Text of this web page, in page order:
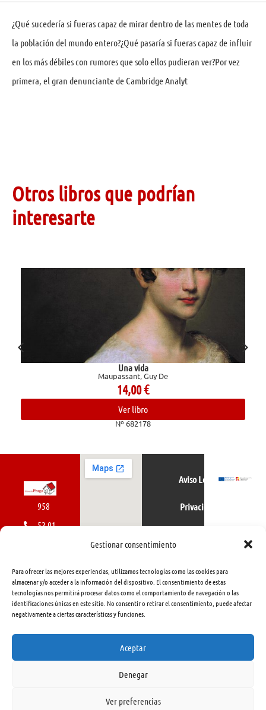
Gestionar consentimiento
Para ofrecer las mejores experiencias, utilizamos tecnologías como las cookies para
almacenar y/o acceder a la información del dispositivo. El consentimiento de estas
tecnologías nos permitirá procesar datos como el comportamiento de navegación o las
identificaciones únicas en este sitio. No consentir o retirar el consentimiento, puede afectar
negativamente a ciertas características y funciones.
Aceptar
Denegar
Ver preferencias
¿Qué sucedería si fueras capaz de mirar dentro de las mentes de toda
la población del mundo entero?¿Qué pasaría si fueras capaz de influir
en los más débiles con rumores que solo ellos pudieran ver?Por vez
primera, el gran denunciante de Cambridge Analyt
Otros libros que podrían
interesarte
Una vida
Maupassant, Guy De
14,00€
Ver libro
Nº 682178
958
52 01
462
415
info@libreriapraga.com
Gracia,
Aviso Legal
Privacidad